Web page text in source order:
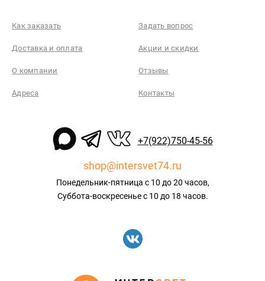
Как заказать Задать вопрос
Доставка и оплата Акции и скидки
О компании Отзывы
Адреса Контакты
+7(922)750-45-56
shop@intersvet74.ru
Понедельник-пятница с 10 до 20 часов,
Суббота-воскресенье с 10 до 18 часов.